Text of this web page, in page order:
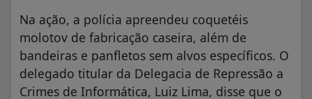
Na ação, a polícia apreendeu coquetéis
molotov de fabricação caseira, além de
bandeiras e panfletos sem alvos específicos. O
delegado titular da Delegacia de Repressão a
Crimes de Informática, Luiz Lima, disse que o